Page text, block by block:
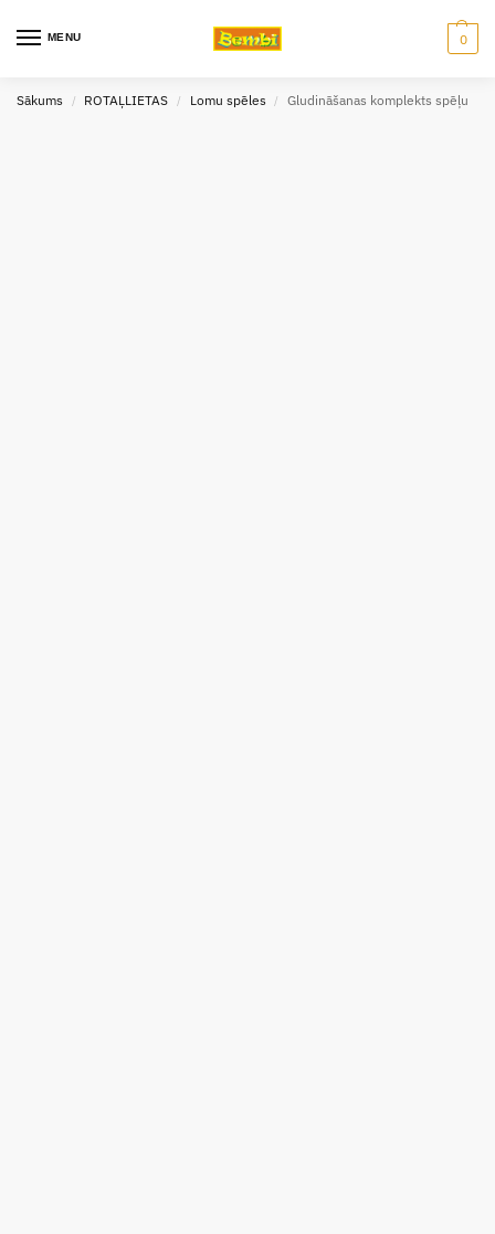
MENU 0
Sākums / ROTAĻLIETAS / Lomu spēles / Gludināšanas komplekts spēļu